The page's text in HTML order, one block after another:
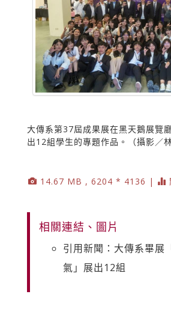
大傳系第37屆成果展在黑天鵝展覽
出12組學生的專題作品。（攝影／林
14.67 MB , 6204 * 4136 |
相關連結、圖片
引用新聞：大傳系畢展
氣」展出12組